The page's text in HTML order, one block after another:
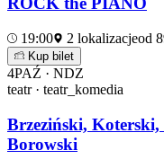
19:00 2 lokalizacjeod
Kup bilet
4PAŹ · NDZ
teatr · teatr_komedia
Brzeziński, Koterski,
Borowski